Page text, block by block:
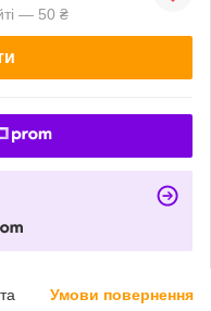
— 50 ₴
Умови повернення